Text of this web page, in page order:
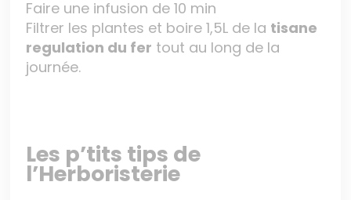
Faire une infusion de 10 min
Filtrer les plantes et boire 1,5L de la tisane
regulation du fer tout au long de la
journée.
Les p’tits tips de
l’Herboristerie